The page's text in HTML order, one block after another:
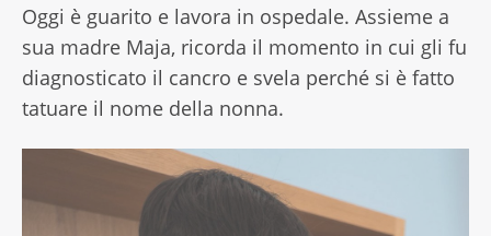
Oggi è guarito e lavora in ospedale. Assieme a
sua madre Maja, ricorda il momento in cui gli fu
diagnosticato il cancro e svela perché si è fatto
tatuare il nome della nonna.